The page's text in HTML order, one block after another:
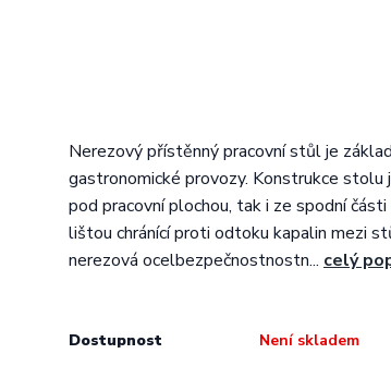
Nerezový přístěnný pracovní stůl je
gastronomické provozy. Konstrukce stolu
pod pracovní plochou, tak i ze spodní
lištou chránící proti odtoku kapalin mezi
nerezová ocelbezpečnostnostn... celý
Dostupnost Není skladem